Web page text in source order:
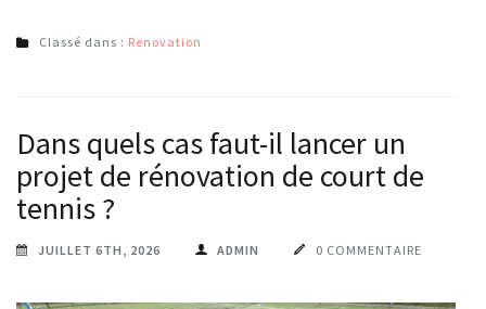
Classé dans : Renovation
Dans quels cas faut-il lancer un
projet de rénovation de court de
tennis ?
JUILLET 6TH, 2026 ADMIN 0 COMMENTAIRE